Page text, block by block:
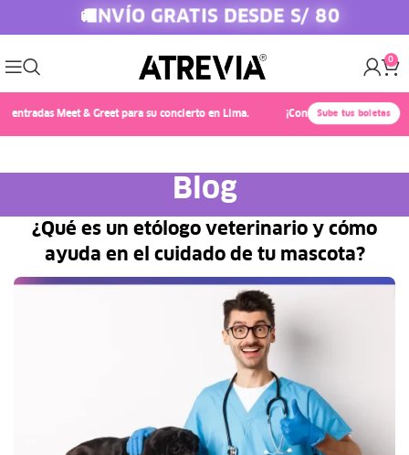
🚚 ENVÍO GRATIS DESDE S/ 80
0
Meet & Greet para su concierto en Lima. ¡Conoce a Chayanne! 🎤✨
Sube tus boletas
Blog
¿Qué es un etólogo veterinario y cómo
ayuda en el cuidado de tu mascota?